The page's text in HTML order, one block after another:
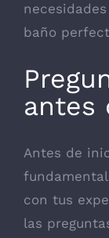
baño
antes
Antes de
con tus
las